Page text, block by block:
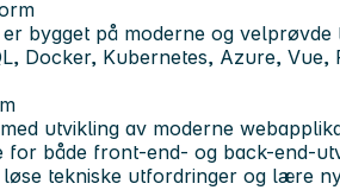
bygget på moderne og velprøvde
Docker, Kubernetes, Azure, Vue,
utvikling av moderne
for både front-end- og back-end-
løse tekniske utfordringer og lære